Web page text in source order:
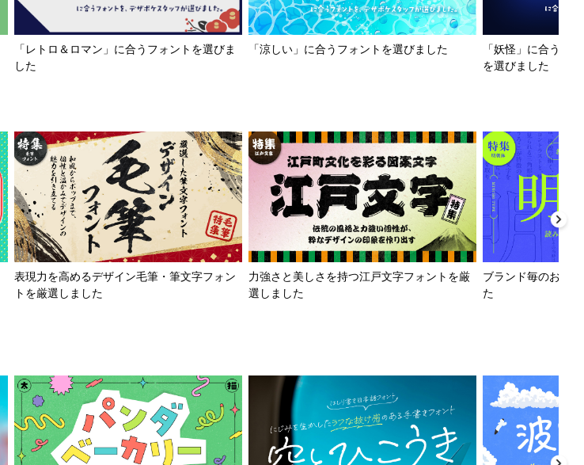
「レトロ＆ロマン」に合うフォントを選びま
した
「涼しい」に合うフォントを選びました
「妖怪」に合うフ
を選びました
表現力を高めるデザイン毛筆・筆文字フォン
トを厳選しました
力強さと美しさを持つ江戸文字フォントを厳
選しました
ブランド毎のおす
た